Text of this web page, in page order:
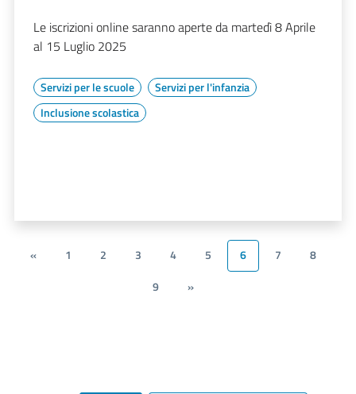
Le iscrizioni online saranno aperte da martedì 8 Aprile
al 15 Luglio 2025
Servizi per le scuole
Servizi per l'infanzia
Inclusione scolastica
« 1 2 3 4 5 6 7
8
9
»